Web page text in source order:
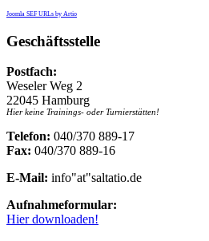
Joomla SEF URLs by Artio
Geschäftsstelle
Postfach:
Weseler Weg 2
22045 Hamburg
Hier keine Trainings- oder Turnierstätten!
Telefon: 040/370 889-17
Fax: 040/370 889-16
E-Mail: info"at"saltatio.de
Aufnahmeformular:
Hier downloaden!